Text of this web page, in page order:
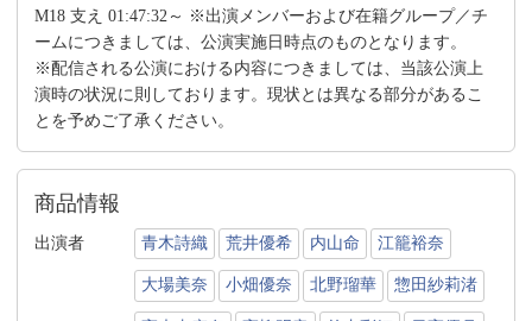
M18 支え 01:47:32～ ※出演メンバーおよび在籍グループ／チ
ームにつきましては、公演実施日時点のものとなります。
※配信される公演における内容につきましては、当該公演上
演時の状況に則しております。現状とは異なる部分があるこ
とを予めご了承ください。
商品情報
出演者 青木詩織 荒井優希 内山命 江籠裕奈
大場美奈 小畑優奈 北野瑠華 惣田紗莉渚